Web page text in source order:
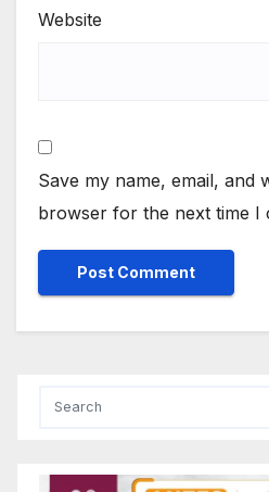
Website
Save my name, email, and
browser for the next time I